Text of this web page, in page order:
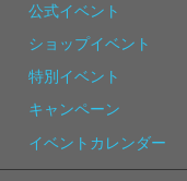
公式イベント
ショップイベント
特別イベント
キャンペーン
イベントカレンダー